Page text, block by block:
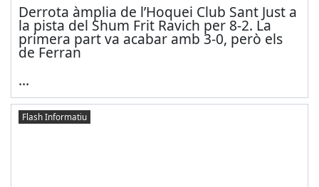
Derrota àmplia de l’Hoquei Club Sant Just a
la pista del Shum Frit Ravich per 8-2. La
primera part va acabar amb 3-0, però els
de Ferran
...
Flash Informatiu